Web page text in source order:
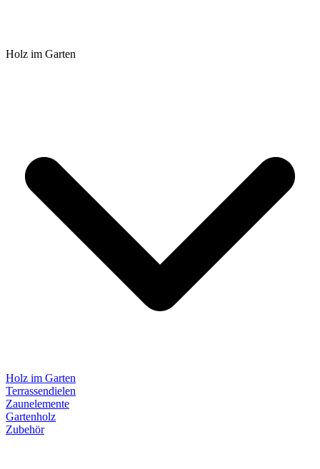
Holz im Garten
Holz im Garten
Terrassendielen
Zaunelemente
Gartenholz
Zubehör